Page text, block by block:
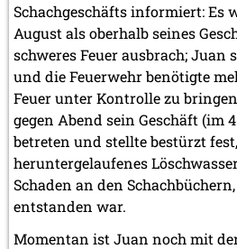
Schachgeschäfts informiert: Es
August als oberhalb seines
schweres Feuer ausbrach; Juan
und die Feuerwehr benötigte
Feuer unter Kontrolle zu
gegen Abend sein Geschäft (im
betreten und stellte bestürzt
heruntergelaufenes
Schaden an den
entstanden war.
Momentan ist Juan noch mit